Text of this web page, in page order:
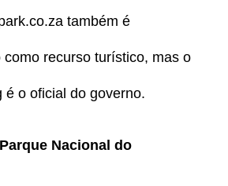
também é
como recurso turístico, mas o
é o oficial do governo.
Nacional do